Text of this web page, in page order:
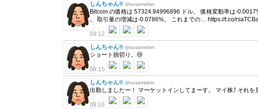
しんちゃん® @susamishin
Bitcoin の価格は 57324.94996896 ドル。 価格変動率は-
。 取引量の増減は-0.0786%。 これまでの… https://t.co/
09:12
しんちゃん® @susamishin
ショート損切り。😢
09:15
しんちゃん® @susamishin
出勤しましたー！ マーケットインしてまーす。 マイ株⤴ それ
09:16